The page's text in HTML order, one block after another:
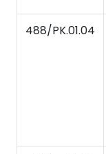
488/PK.01.04